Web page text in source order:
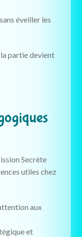
éveiller les
la partie devient
Secrète
utiles chez
aux
et